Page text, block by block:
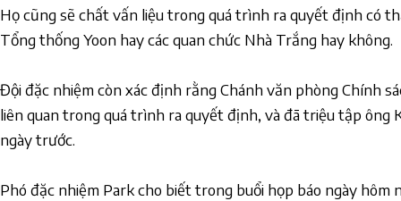
Họ cũng sẽ chất vấn liệu trong quá trình ra quyết định có
Tổng thống Yoon hay các quan chức Nhà Trắng hay không.
Đội đặc nhiệm còn xác định rằng Chánh văn phòng Chính
liên quan trong quá trình ra quyết định, và đã triệu tập ông
ngày trước.
Phó đặc nhiệm Park cho biết trong buổi họp báo ngày hôm